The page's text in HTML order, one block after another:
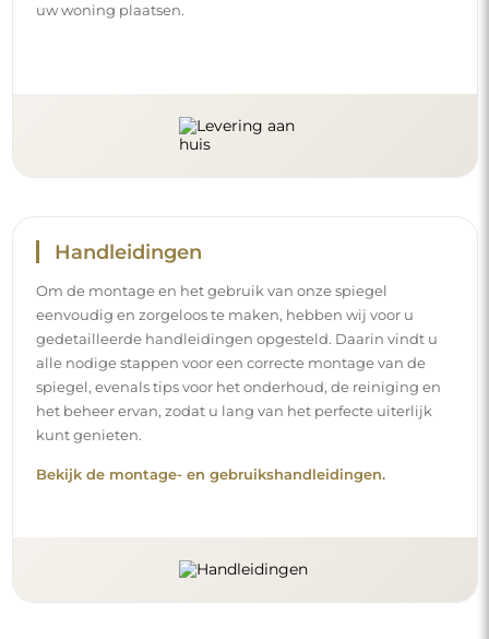
uw woning plaatsen.
Handleidingen
Om de montage en het gebruik van onze spiegel
eenvoudig en zorgeloos te maken, hebben wij voor u
gedetailleerde handleidingen opgesteld. Daarin vindt u
alle nodige stappen voor een correcte montage van de
spiegel, evenals tips voor het onderhoud, de reiniging en
het beheer ervan, zodat u lang van het perfecte uiterlijk
kunt genieten.
Bekijk de montage- en gebruikshandleidingen.